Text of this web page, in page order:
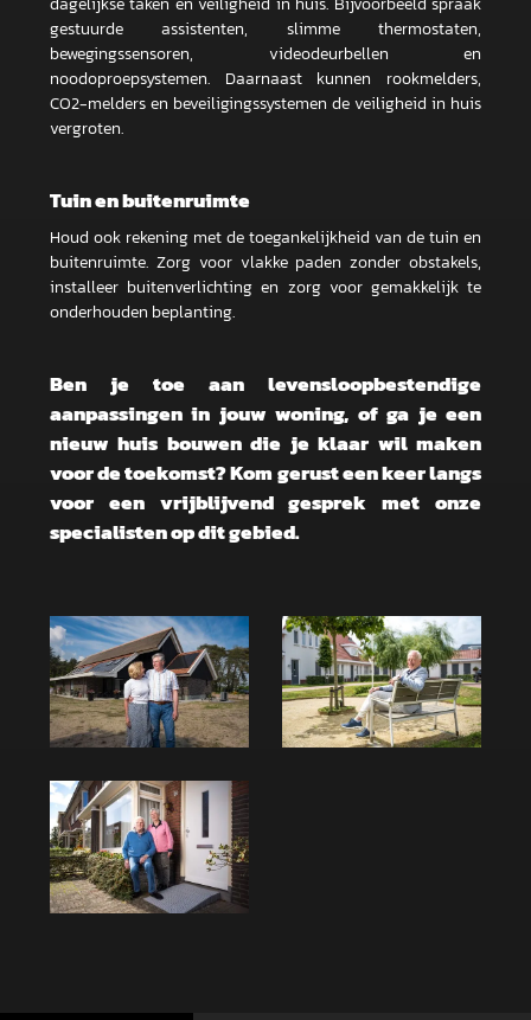
gestuurde assistenten, slimme thermostaten,
bewegingssensoren, videodeurbellen en
noodoproepsystemen. Daarnaast kunnen rookmelders,
CO2-melders en beveiligingssystemen de veiligheid in huis
vergroten.
Tuin en buitenruimte
Houd ook rekening met de toegankelijkheid van de tuin en
buitenruimte. Zorg voor vlakke paden zonder obstakels,
installeer buitenverlichting en zorg voor gemakkelijk te
onderhouden beplanting.
Ben je toe aan levensloopbestendige
aanpassingen in jouw woning, of ga je een
nieuw huis bouwen die je klaar wil maken
voor de toekomst? Kom gerust een keer langs
voor een vrijblijvend gesprek met onze
specialisten op dit gebied.